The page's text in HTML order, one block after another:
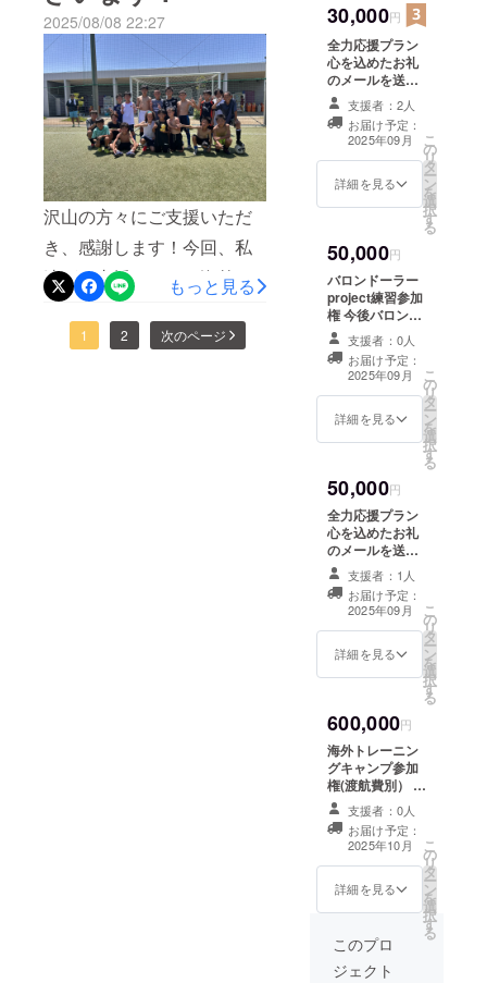
バロンドーラーprojectを多
くの方に知っていただける
ようご協力お願いします！
ロッパで評価されたり、反
対に日本で評価が高いアン
ダー世代代表の選手が「彼
には伸び代が感じない…」
と言われ、評価されないと
いう現実も見てきました。
ヨーロッパは小さな頃から
契約社会で1〜3年単位での
契約を結び、結果が出なけ
ればクビになります。正
直、指導方法が良いという
習試合を通じて、日本でこ
こにしかない環境と指導方
針のもと、アジア人でまだ
誰も成し遂げていない世界
一の称号である「バロン
ドール」を獲得する選手達
をここ大阪輩出することを
目的としています。サッ
カー関係者の方も、そうで
ない方も一度見学に来てほ
しいなと思っています。次
2025/08/08 22:27
沢山の方々にご支援いただ
き、感謝します！今回、私
達がご支援いただく海外遠
征ですが、近年日本中で
様々な会社やサッカークラ
もっと見る
1 2 次のページ
物、高
麗人参
抽出物 /
酸味
料、pH
調整
剤、香
料、カ
フェイ
タミン
C、ナイ
ド、 パ
ントテ
ン酸
Ca、ビ
タミン
B6、ビ
タミン
B12 主
原料の
原産地
イタリ
ア 「カ
ンが含
まれて
います
のでお
子様や
妊婦の
方の飲
用には
はご注
さ
い。」
30,000円
全力応援プラン
心を込めたお礼
のメールを送ら
せて頂きます。
※ このリターン
は10,000円のリ
ターンと同じ内
容になります。
支援者：2人
お届け予定：
2025年09月
詳細を見る
こ
の
リ
タ
ー
ン
を
選
択
す
る
50,000円
バロンドーラー
project練習参加
権 今後バロン
ドーラーproject
への参加を希望
又は検討してい
る選手と保護者
様向けのリター
ンとなります。
@大阪府内グラ
ウンド(人工芝) ※
日程は変更にな
る可能性あり
支援者：0人
お届け予定：
2025年09月
詳細を見る
こ
の
リ
タ
ー
ン
を
選
択
す
る
50,000円
全力応援プラン
心を込めたお礼
のメールを送ら
せて頂きます。
このリターンは
10,000円のリ
ターンと同じ内
容になります。
支援者：1人
お届け予定：
2025年09月
詳細を見る
こ
の
リ
タ
ー
ン
を
選
択
す
る
600,000円
海外トレーニン
グキャンプ参加
権(渡航費別） 今
後、海外でプロ
としてやってい
きたい選手や経
験を積みたい選
手の為のリター
ンです。 約10日
験頂けます。
支援者：0人
お届け予定：
2025年10月
詳細を見る
こ
の
リ
タ
ー
ン
を
選
択
す
る
このプロ
ジェクト